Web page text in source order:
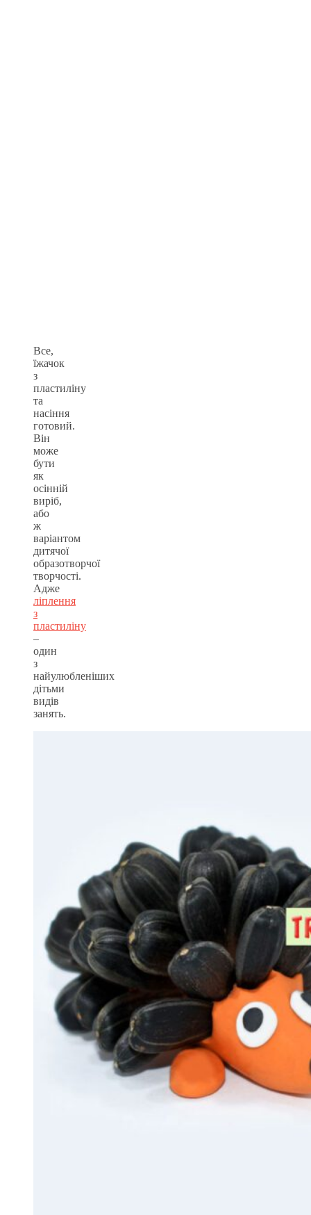
Все,
їжачок
з
пластиліну
та
насіння
готовий.
Він
може
бути
як
осінній
виріб,
або
ж
варіантом
дитячої
образотворчої
творчості.
Адже
ліплення
з
пластиліну
–
один
з
найулюбленіших
дітьми
видів
занять.